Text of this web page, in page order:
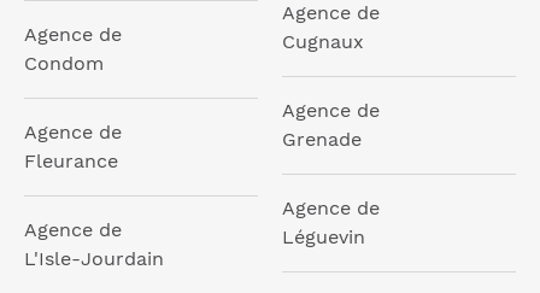
Agence de
Condom
Agence de
Fleurance
Agence de
L'Isle-Jourdain
Agence de
Cugnaux
Agence de
Grenade
Agence de
Léguevin